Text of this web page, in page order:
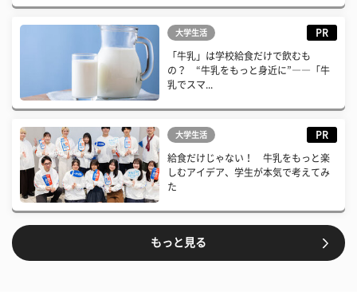
大学生活 PR
「牛乳」は学校給食だけで飲むも
の？ “牛乳をもっと身近に”――「牛
乳でスマ...
大学生活 PR
給食だけじゃない！ 牛乳をもっと楽
しむアイデア、学生が本気で考えてみ
た
もっと見る